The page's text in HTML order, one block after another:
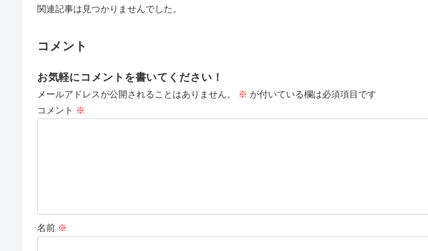
関連記事は見つかりませんでした。
コメント
お気軽にコメントを書いてください！
メールアドレスが公開されることはありません。 ※ が付いている欄は必須項目です
コメント ※
名前 ※